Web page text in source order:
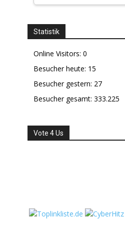
Statistik
Online Visitors: 0
Besucher heute: 15
Besucher gestern: 27
Besucher gesamt: 333.225
Vote 4 Us